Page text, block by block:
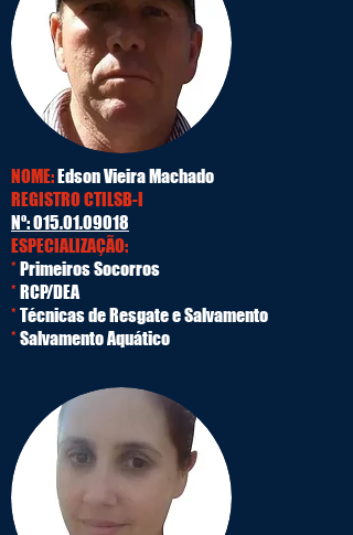
NOME:Edson Vieira Machado
REGISTRO CTILSB-I
Nº:015.01.09018
ESPECIALIZAÇÃO:
* Primeiros Socorros
* RCP/DEA
* Técnicas de Resgate e Salvamento
* Salvamento Aquático